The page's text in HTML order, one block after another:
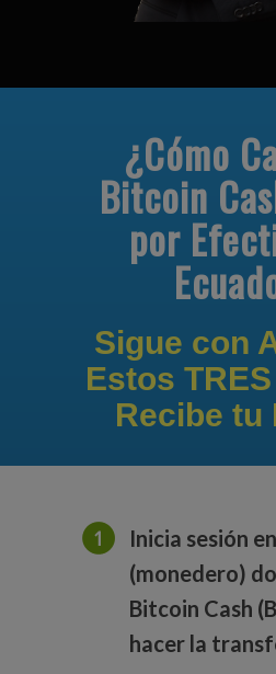
¿Cómo
Bitcoin
por
Sigue con
Estos
Recibe tu
Inicia sesión
(monedero)
Bitcoin Cash
hacer la